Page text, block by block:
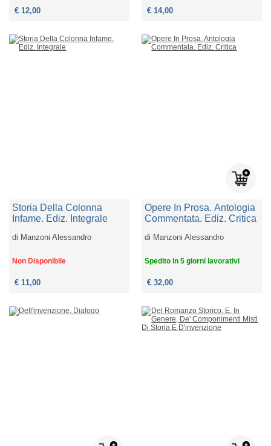
€ 12,00 € 14,00
Storia Della Colonna
Infame. Ediz. Integrale
di Manzoni Alessandro
Non Disponibile
€ 11,00
Opere In Prosa. Antologia
Commentata. Ediz. Critica
di Manzoni Alessandro
Spedito in 5 giorni lavorativi
€ 32,00